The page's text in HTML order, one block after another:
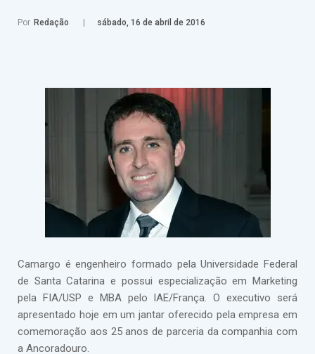
Por Redação sábado, 16 de abril de 2016
Camargo é engenheiro formado pela Universidade Federal
de Santa Catarina e possui especialização em Marketing
pela FIA/USP e MBA pelo IAE/França. O executivo será
apresentado hoje em um jantar oferecido pela empresa em
comemoração aos 25 anos de parceria da companhia com
a Ancoradouro.